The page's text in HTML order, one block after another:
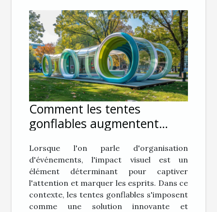
Comment les tentes
gonflables augmentent
d'événements
Lorsque l'on parle d'organisation
d'événements, l'impact visuel est un
élément déterminant pour captiver
l'attention et marquer les esprits. Dans ce
contexte, les tentes gonflables s'imposent
comme une solution innovante et